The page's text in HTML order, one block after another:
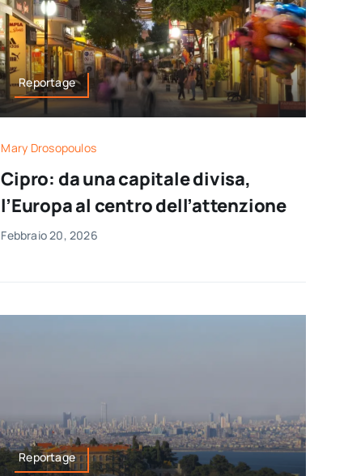
Reportage
Mary Drosopoulos
Cipro: da una capitale divisa,
l’Europa al centro dell’attenzione
Febbraio 20, 2026
Reportage